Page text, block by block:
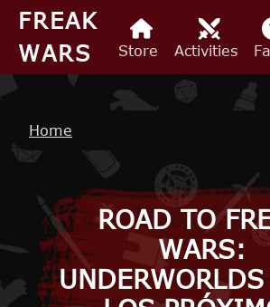
Skip to main content
FREAK
WARS
Store Activities
Breadcrumb
Home
ROAD TO
WARS: